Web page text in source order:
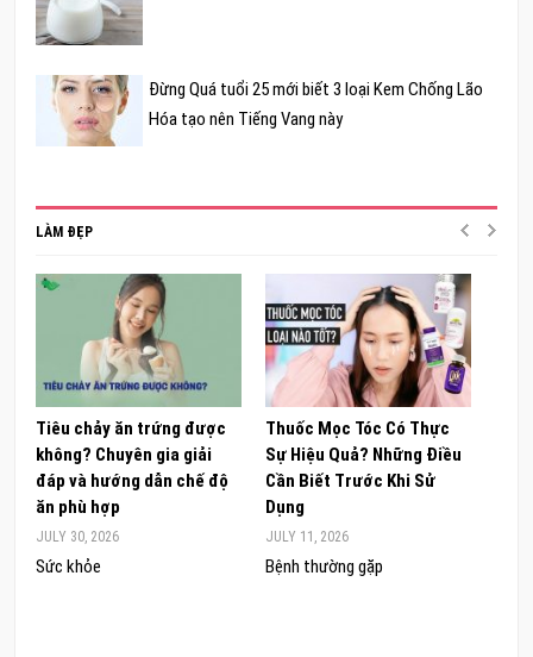
Đừng Quá tuổi 25 mới biết 3 loại Kem Chống Lão
Hóa tạo nên Tiếng Vang này
LÀM ĐẸP
Tiêu chảy ăn trứng được
không? Chuyên gia giải
đáp và hướng dẫn chế độ
ăn phù hợp
JULY 30, 2026
Sức khỏe
Thuốc Mọc Tóc Có Thực
Sự Hiệu Quả? Những Điều
Cần Biết Trước Khi Sử
Dụng
JULY 11, 2026
Bệnh thường gặp